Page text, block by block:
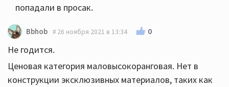
попадали в просак.
Bbhob 26 ноября 2021 в 13:34 0
Не годится.
Ценовая категория маловысокоранговая. Нет в
конструкции эксклюзивных материалов, таких как